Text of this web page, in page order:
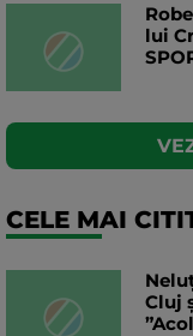
lui
CELE MAI
Cluj